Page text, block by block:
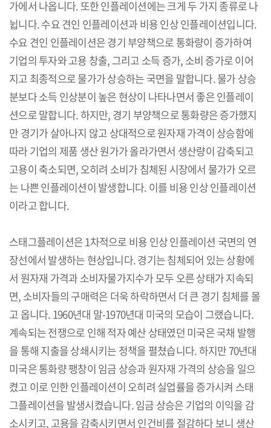
가에서 나옵니다. 또한 인플레이션에는 크게 두 가지 종류로 나
뉩니다. 수요 견인 인플레이션과 비용 인상 인플레이션입니다.
수요 견인 인플레이션은 경기 부양책으로 통화량이 증가하여
기업의 투자와 고용 창출, 그리고 소득 증가, 소비 증가로 이어
지고 최종적으로 물가가 상승하는 국면을 말합니다. 물가 상승
분보다 소득 인상분이 높은 현상이 나타나면서 좋은 인플레이
션으로 말합니다. 하지만, 경기 부양책으로 통화량은 증가했지
만 경기가 살아나지 않고 상대적으로 원자재 가격이 상승함에
따라 기업의 제품 생산 원가가 올라가면서 생산량이 감축되고
고용이 축소되면, 오히려 소비가 침체된 시장에서 물가가 오르
는 나쁜 인플레이션이 발생합니다. 이를 비용 인상 인플레이션
이라고 합니다.
스태그플레이션은 1차적으로 비용 인상 인플레이션 국면의 연
장선에서 발생하는 현상입니다. 경기는 침체되어 있는 상황에
서 원자재 가격과 소비자물가지수가 모두 오른 상태가 지속되
면, 소비자들의 구매력은 더욱 하락하면서 더 큰 경기 침체를 몰
고 옵니다. 1960년대 말-1970년대 미국의 모습이 그랬습니다.
계속되는 전쟁으로 인해 적자 예산 상태였던 미국은 국채 발행
을 통해 지출을 상쇄시키는 정책을 펼쳤습니다. 하지만 70년대
미국은 통화량 팽창이 임금 상승과 원자재 가격의 상승을 일으
켰고 이로 인한 인플레이션이 오히려 실업률을 증가시켜 스태
그플레이션을 발생시켰습니다. 임금 상승은 기업의 이익을 감
소시키고, 고용을 감축시키면서 인건비를 절감하다 보니 생산